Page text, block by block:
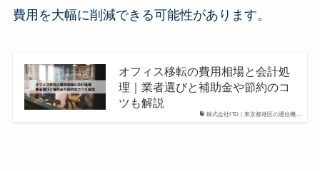
費用を大幅に削減できる可能性があります。
株式会社ITD｜東京都港区の通信機…
オフィス移転の費用相場と会計処
理｜業者選びと補助金や節約のコ
ツも解説